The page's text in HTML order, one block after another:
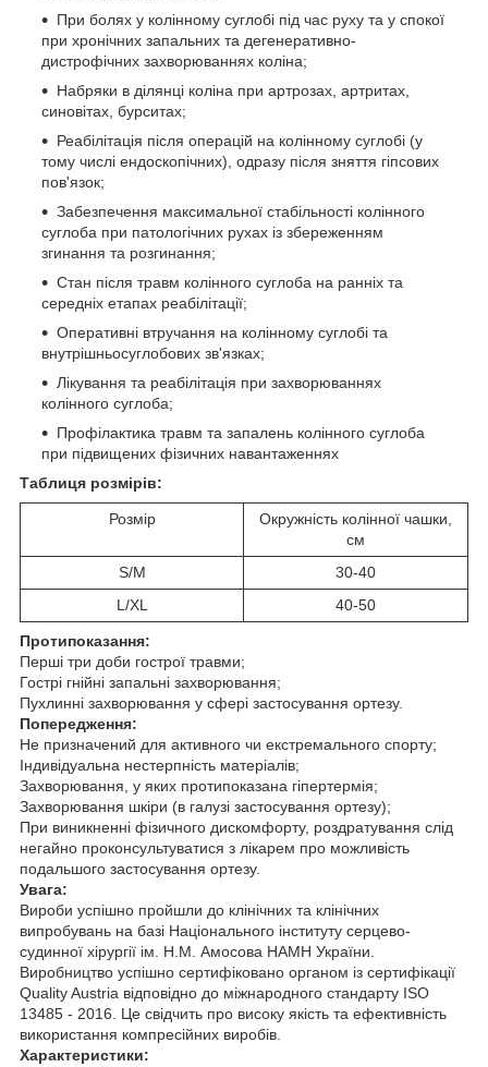
При болях у колінному суглобі під час руху та у спокої
при хронічних запальних та дегенеративно-
дистрофічних захворюваннях коліна;
Набряки в ділянці коліна при артрозах, артритах,
синовітах, бурситах;
Реабілітація після операцій на колінному суглобі (у
тому числі ендоскопічних), одразу після зняття гіпсових
пов'язок;
Забезпечення максимальної стабільності колінного
суглоба при патологічних рухах із збереженням
згинання та розгинання;
Стан після травм колінного суглоба на ранніх та
середніх етапах реабілітації;
Оперативні втручання на колінному суглобі та
внутрішньосуглобових зв'язках;
Лікування та реабілітація при захворюваннях
колінного суглоба;
Профілактика травм та запалень колінного суглоба
при підвищених фізичних навантаженнях
Таблиця розмірів:
Розмір
Окружність колінної чашки,
см
S/M
30-40
L/XL
40-50
Протипоказання:
Перші три доби гострої травми;
Гострі гнійні запальні захворювання;
Пухлинні захворювання у сфері застосування ортезу.
Попередження:
Не призначений для активного чи екстремального спорту;
Індивідуальна нестерпність матеріалів;
Захворювання, у яких протипоказана гіпертермія;
Захворювання шкіри (в галузі застосування ортезу);
При виникненні фізичного дискомфорту, роздратування слід
негайно проконсультуватися з лікарем про можливість
подальшого застосування ортезу.
Увага:
Вироби успішно пройшли до клінічних та клінічних
випробувань на базі Національного інституту серцево-
судинної хірургії ім. Н.М. Амосова НАМН України.
Виробництво успішно сертифіковано органом із сертифікації
Quality Austria відповідно до міжнародного стандарту ISO
13485 - 2016. Це свідчить про високу якість та ефективність
використання компресійних виробів.
Характеристики: